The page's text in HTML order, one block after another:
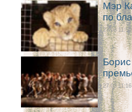
Мэр
по
27.03 11:50
27.03 11:16